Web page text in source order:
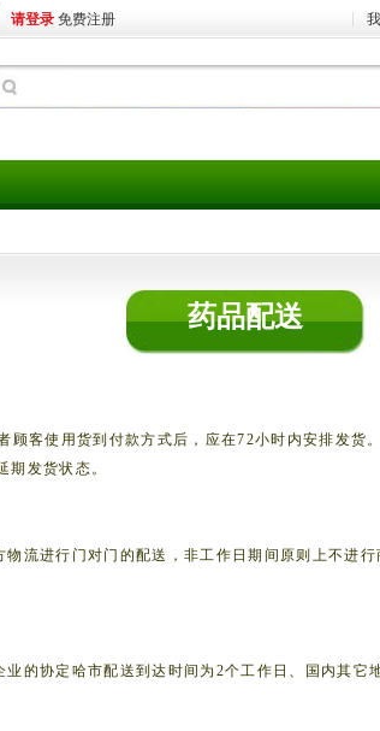
请登录 免费注册
药品配送
顾客使用货到付款方式后，应在72小时内安排发货
期发货状态。
物流进行门对门的配送，非工作日期间 原则上不进
业的协定哈市配送到达时间为2个工作日、国内其它